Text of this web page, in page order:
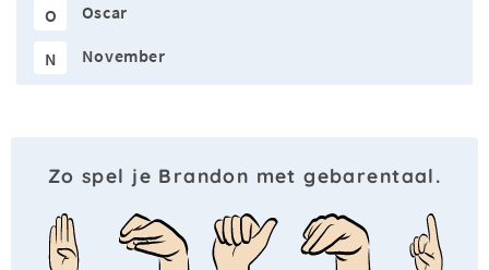
O Oscar
N November
Zo spel je Brandon met gebarentaal.